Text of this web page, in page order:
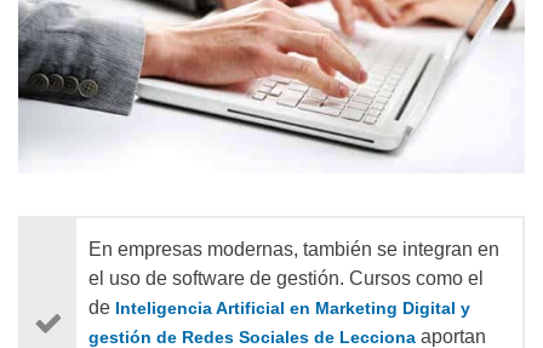
En empresas modernas, también se integran en
el uso de software de gestión. Cursos como el
de Inteligencia Artificial en Marketing Digital y
gestión de Redes Sociales de Lecciona aportan